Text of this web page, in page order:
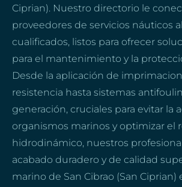
Ciprian). Nuestro directorio le
proveedores de servicios náuticos
cualificados, listos para ofrecer
para el mantenimiento y la
Desde la aplicación de
resistencia hasta sistemas
generación, cruciales para evitar la
organismos marinos y optimizar el
hidrodinámico, nuestros
acabado duradero y de calidad
marino de San Cibrao (San Ciprian)